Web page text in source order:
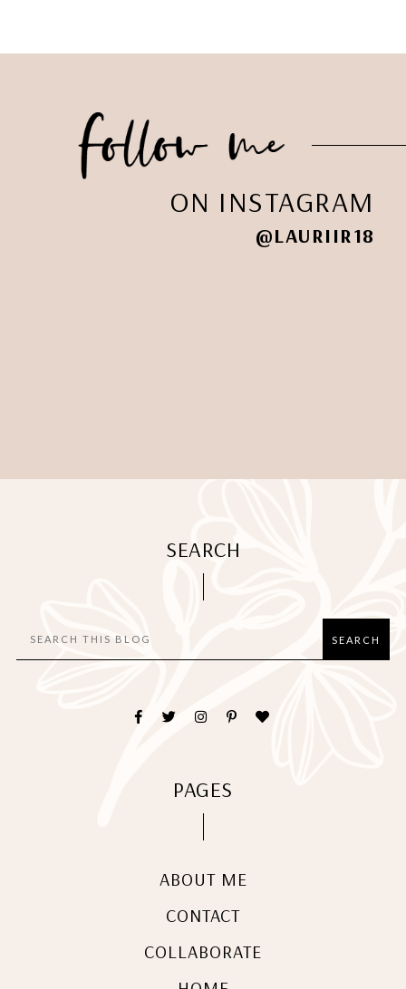
ON INSTAGRAM
@LAURIIR18
SEARCH
PAGES
ABOUT ME
CONTACT
COLLABORATE